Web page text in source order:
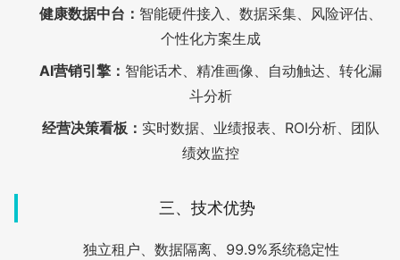
健康数据中台： 智能硬件接入、数据采集、风险评估、
个性化方案生成
AI营销引擎： 智能话术、精准画像、自动触达、转化漏
斗分析
经营决策看板： 实时数据、业绩报表、ROI分析、团队
绩效监控
三、技术优势
独立租户、数据隔离、99.9%系统稳定性